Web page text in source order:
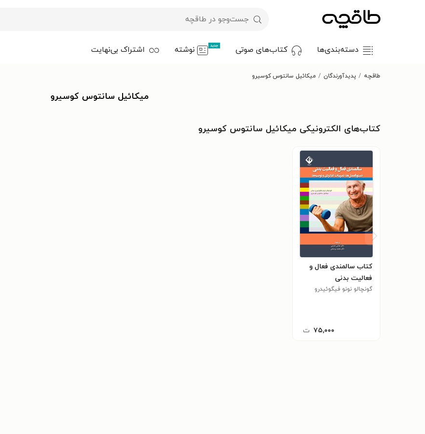
دسته‌بندی‌ها کتاب‌های صوتی جدید نوشته اشتراک بی‌نهایت
طاقچه پدیدآورندگان میکائیل سانتوس کوسیرو
میکائیل سانتوس کوسیرو
کتاب‌های الکترونیکی میکائیل سانتوس کوسیرو
کتاب سالمندی فعال و
فعالیت بدنی
گونچالو نونو فیگوئیدرو
۷۵,۰۰۰ ت